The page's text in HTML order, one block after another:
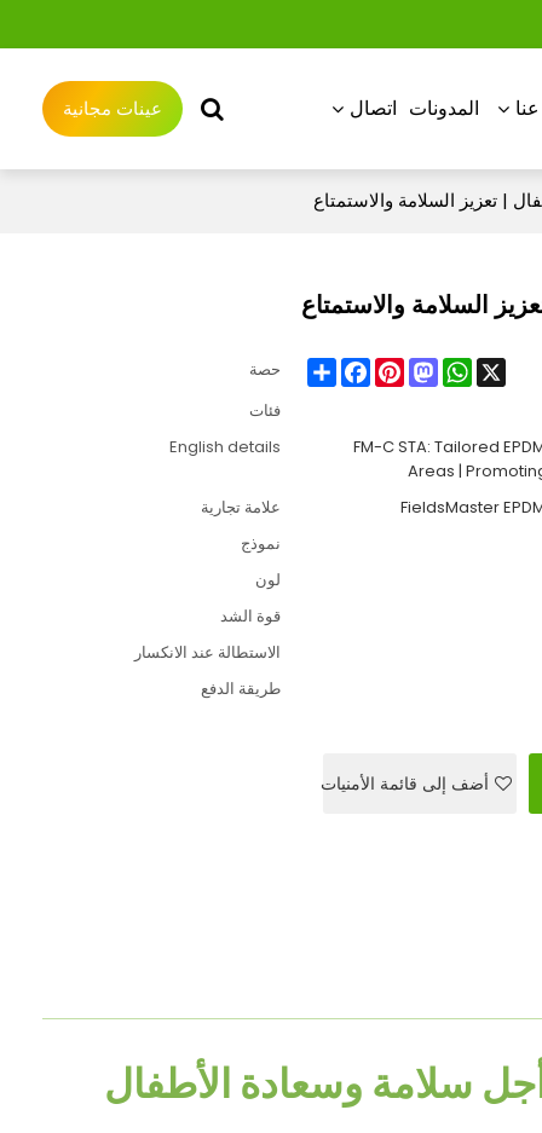
المدونات اتصال عينات مجانية
حصة Share
FacebookPinterest
Mastodon
WhatsApp
X
فئات
English details
FM-C STA: Tailored
Areas |
علامة تجارية
FieldsMaster
نموذج
لون
قوة الشد
الاستطالة عند الانكسار
طريقة الدفع
أضف إلى قائمة الأمنيات
سلامة وسعادة الأطفال